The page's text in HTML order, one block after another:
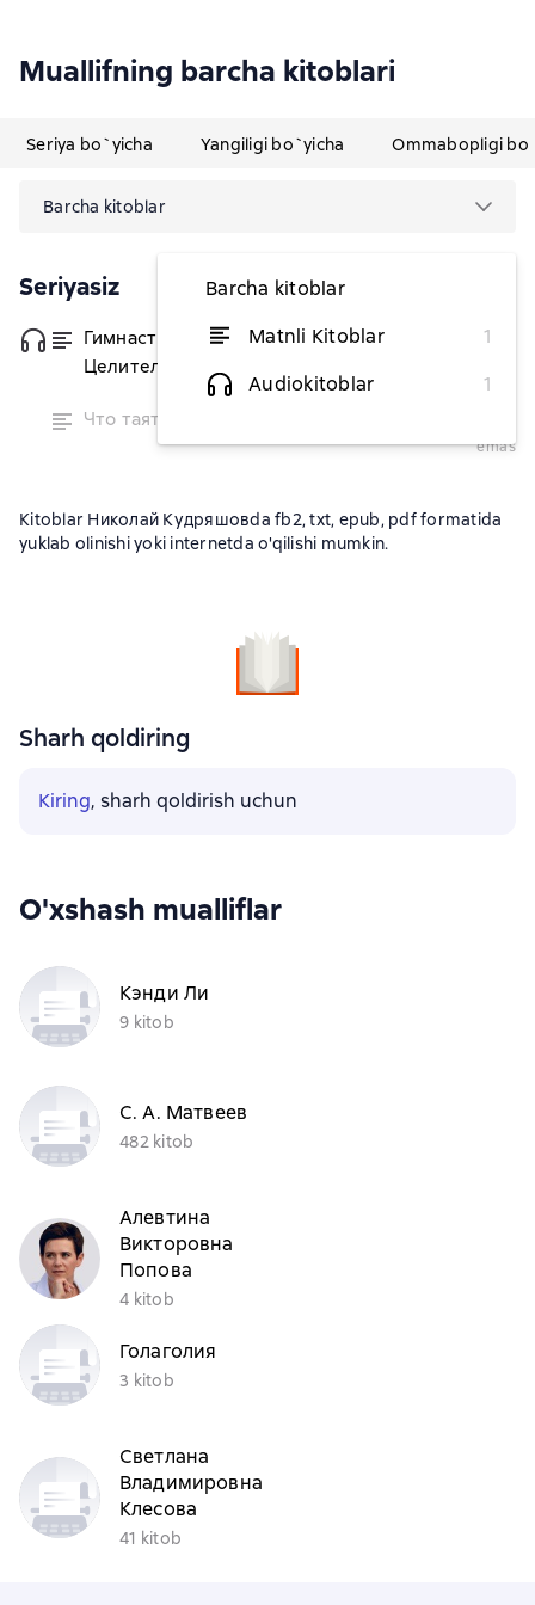
Muallifning barcha kitoblari
Seriya bo`yicha Yangiligi bo`yicha Ommabopligi
Barcha kitoblar
Barcha kitoblar
Matnli Kitoblar
1
Audiokitoblar
1
Seriyasiz
Гимнастика гипербореев.
Целительная вибрация
dan 17 309,09 soʻm
Что таят в себе женские жесты?
emas
Kitoblar Николай Кудряшовda fb2, txt, epub, pdf formatida
yuklab olinishi yoki internetda o'qilishi mumkin.
Sharh qoldiring
Kiring, sharh qoldirish uchun
O'xshash mualliflar
Кэнди Ли
9 kitob
С. А. Матвеев
482 kitob
Алевтина
Викторовна
Попова
4 kitob
Голаголия
3 kitob
Светлана
Владимировна
Клесова
41 kitob